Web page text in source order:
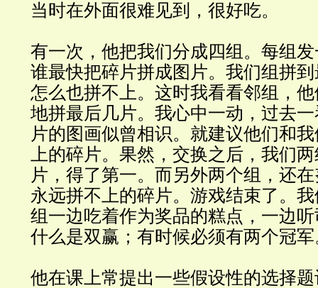
当时在外面很难见到，很好吃。
有一次，他把我们分成四组。每组
谁最快把碎片拼成图片。我们组拼
怎么也拼不上。这时我看看邻组，
地拼最后几片。我心中一动，过去
片的图画似曾相识。就建议他们和
上的碎片。果然，交换之后，我们
片，得了第一。而另外两个组，还
永远拼不上的碎片。游戏结束了。
组一边吃着作为奖品的糕点，一边
什么是双赢；有时候必须有两个冠
他在课上常提出一些假设性的选择